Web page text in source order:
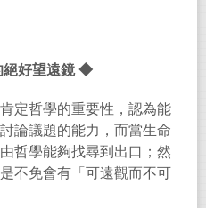
好望遠鏡◆
定哲學的重要性，認為能
論議題的能力，而當生命
哲學能夠找尋到出口；然
不免會有「可遠觀而不可